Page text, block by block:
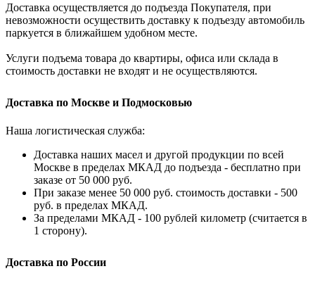
Доставка осуществляется до подъезда Покупателя, при
невозможности осуществить доставку к подъезду автомобиль
паркуется в ближайшем удобном месте.
Услуги подъема товара до квартиры, офиса или склада в
стоимость доставки не входят и не осуществляются.
Доставка по Москве и Подмосковью
Наша логистическая служба:
Доставка наших масел и другой продукции по всей
Москве в пределах МКАД до подъезда - бесплатно при
заказе от 50 000 руб.
При заказе менее 50 000 руб. стоимость доставки - 500
руб. в пределах МКАД.
За пределами МКАД - 100 рублей километр (считается в
1 сторону).
Доставка по России